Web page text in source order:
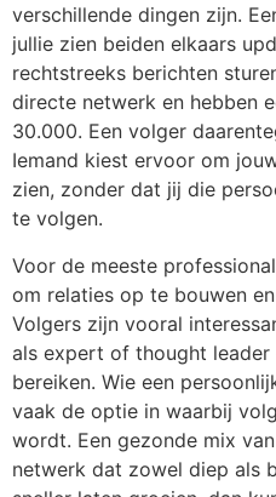
verschillende dingen zijn.
jullie zien beiden elkaars
rechtstreeks berichten
directe netwerk en hebben
30.000. Een volger
Iemand kiest ervoor om
zien, zonder dat jij die
te volgen.
Voor de meeste
om relaties op te bouwen
Volgers zijn vooral
als expert of thought
bereiken. Wie een
vaak de optie in waarbij
wordt. Een gezonde mix
netwerk dat zowel diep als